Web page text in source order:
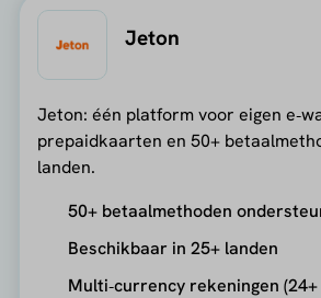
Jeton
Jeton: één platform voor eigen
prepaidkaarten en 50+
landen.
50+ betaalmethoden
Beschikbaar in 25+ landen
Multi‑currency rekeningen (24+